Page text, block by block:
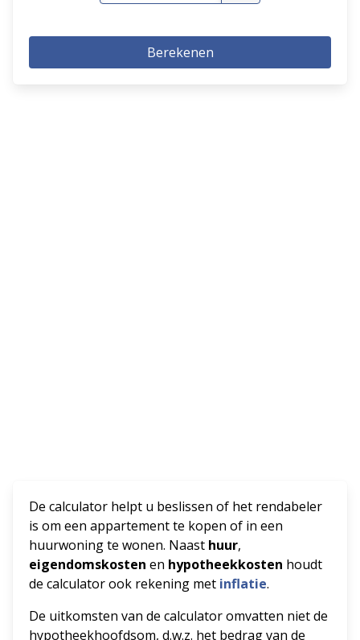
Berekenen
De calculator helpt u beslissen of het rendabeler
is om een appartement te kopen of in een
huurwoning te wonen. Naast huur,
eigendomskosten en hypotheekkosten houdt
de calculator ook rekening met inflatie.
De uitkomsten van de calculator omvatten niet de
hypotheekhoofdsom, d.w.z. het bedrag van de